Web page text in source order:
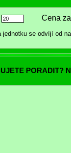
Cena za
jednotku se odvíjí od
PORADIT?